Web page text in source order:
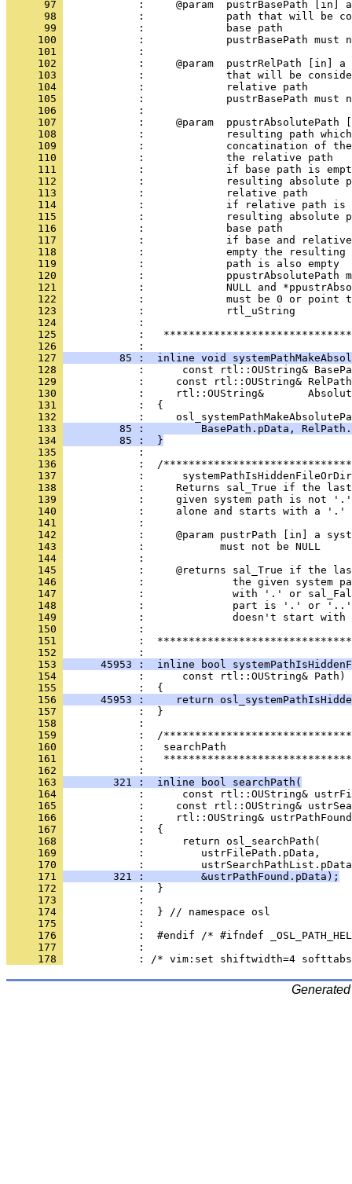
      97
      98
      99
     100
     101
     102
     103
     104
     105
     106
     107
     108
     109
     110
     111
     112
     113
     114
     115
     116
     117
     118
     119
     120
     121
     122
     123
     124
     125
:
     126
     127
85 :  inline void
     128
     129
     130
     131
     132
     133
85 :         BasePath.pData,
     134
         85 :  }
     135
     136
     137
     138
     139
     140
     141
     142
     143
     144
     145
     146
     147
     148
     149
     150
     151
:
     152
     153
45953 :  inline bool
     154
     155
     156
45953 :     return
     157
     158
     159
     160
     161
:
     162
     163
        321 :  inline bool searchPath(
     164
     165
     166
     167
     168
     169
     170
     171
        321 :         &ustrPathFound.pData);
     172
     173
     174
     175
     176
     177
     178